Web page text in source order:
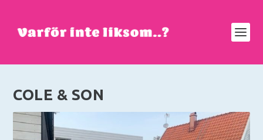
COLE & SON